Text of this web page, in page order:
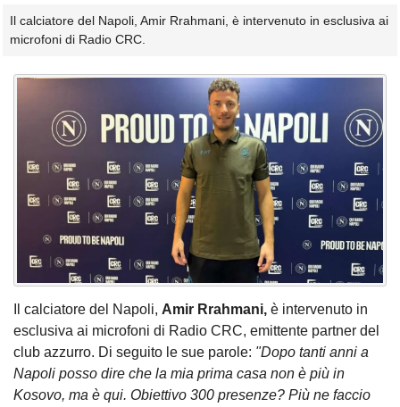
Il calciatore del Napoli, Amir Rrahmani, è intervenuto in esclusiva ai
microfoni di Radio CRC.
Il calciatore del Napoli, Amir Rrahmani, è intervenuto in
esclusiva ai microfoni di Radio CRC, emittente partner del
club azzurro. Di seguito le sue parole: "Dopo tanti anni a
Napoli posso dire che la mia prima casa non è più in
Kosovo, ma è qui. Obiettivo 300 presenze? Più ne faccio